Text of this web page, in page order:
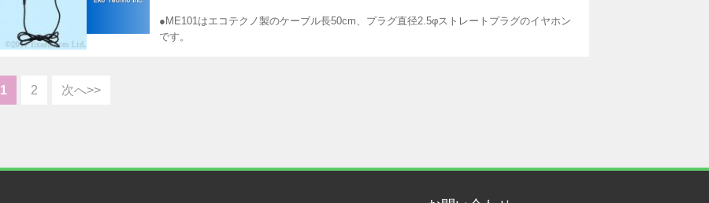
●ME101はエコテクノ製のケーブル長50cm、プラグ直径2.5φストレートプラグのイヤホン
です。
1 2 次へ>>